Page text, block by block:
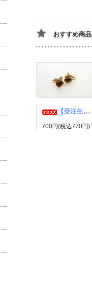
おすすめ商品
【受注生産】伊弉冉一二三イヤリング・ピアス ヒプノシスマイク風 ひふみ ヒプマイ
700円(税込770円)